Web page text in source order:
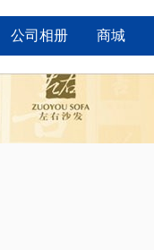
公司相册 商城